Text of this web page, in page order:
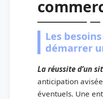
Les
démarrer
La réussite d’un
anticipation
éventuels. Une